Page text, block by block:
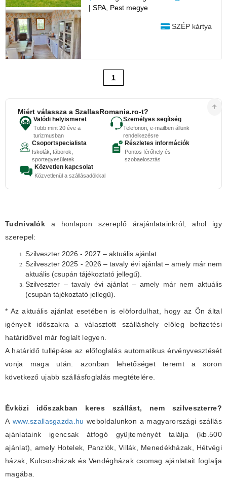
| SPA, Pest megye
SZÉP kártya
1
Miért válassza a SzallasRomania.ro-t?
Valódi helyismeret
Több mint 20 éve a
turizmusban
Személyes segítség
Telefonon, e-mailben állunk
rendelkezésre
Csoportspecialista
Iskolák, táborok,
sportegyesületek
Részletes információk
Pontos férőhely és
szobaelosztás
Közvetlen kapcsolat
Közvetlenül a szállásadókkal
Tudnivalók a honlapon szereplő árajánlatainkról, ahol igy
szerepel:
Szilveszter 2026 - 2027 – aktuális ajánlat.
Szilveszter 2025 - 2026 – tavaly évi ajánlat – amely már nem
aktuális (csupán tájékoztató jellegű).
Szilveszter – tavaly évi ajánlat – amely már nem aktuális
(csupán tájékoztató jellegű).
* Az aktuális ajánlat esetében is elöfordulhat, hogy az Ön által
igényelt időszakra a választott szálláshely előleg befizetési
határidővel már foglalt legyen.
A határidő tullépése az előfoglalás automatikus érvényvesztését
vonja maga után. azonban lehetőséget teremt a soron
következő ujabb szállásfoglalás megtételére.
Évközi időszakban keres szállást, nem szilveszterre?
A www.szallasgazda.hu weboldalunkon a magyarországi szállás
ajánlataink igencsak átfogó gyüjteményét találja (kb.500
ajánlat), amely Hotelek, Panziók, Villák, Menedékházak, Hétvégi
házak, Kulcsosházak és Vendégházak csomag ajánlatait foglalja
magába.